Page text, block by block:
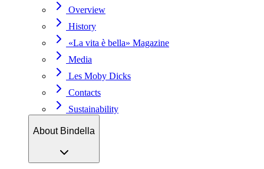
Overview
History
«La vita è bella» Magazine
Media
Les Moby Dicks
Contacts
Sustainability
About Bindella